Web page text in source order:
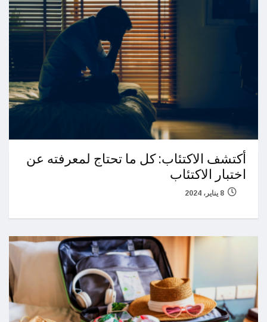
أكتشف الاكتئاب: كل ما تحتاج لمعرفته عن
اختبار الاكتئاب
8 يناير، 2024